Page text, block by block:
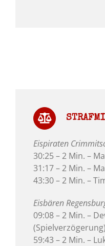
Eispiraten
30:25 – 2 Min. –
31:17 – 2 Min. –
43:30 – 2 Min. –
Eisbären
09:08 – 2 Min. –
(Spielverzögerung)
59:43 – 2 Min. –